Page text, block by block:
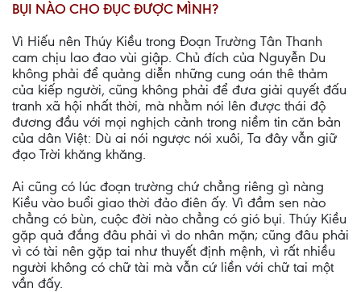
BỤI NÀO CHO ĐỤC ĐƯỢC MÌNH?
Vì Hiếu nên Thúy Kiều trong Đoạn Trường Tân Thanh
cam chịu lao đao vùi giập. Chủ đích của Nguyễn Du
không phải để quảng diễn những cung oán thê thảm
của kiếp người, cũng không phải để đưa giải quyết đấu
tranh xã hội nhất thời, mà nhằm nói lên được thái độ
đương đầu với mọi nghịch cảnh trong niềm tin căn bản
của dân Việt: Dù ai nói ngược nói xuôi, Ta đây vẫn giữ
đạo Trời khăng khăng.
Ai cũng có lúc đoạn trường chứ chẳng riêng gì nàng
Kiều vào buổi giao thời đảo điên ấy. Vì đầm sen nào
chẳng có bùn, cuộc đời nào chẳng có gió bụi. Thúy Kiều
gặp quả đắng đâu phải vì do nhân mặn; cũng đâu phải
vì có tài nên gặp tai như thuyết định mệnh, vì rất nhiều
người không có chữ tài mà vẫn cứ liền với chữ tai một
vần đấy.